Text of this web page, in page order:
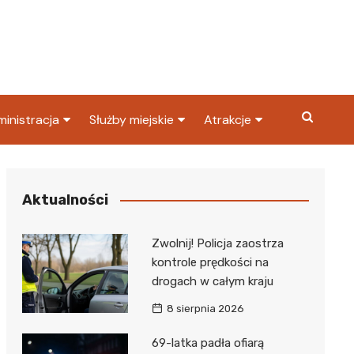
Skarbowy
Służby miejskie
Policja
Atrakcje
Aktualności
Zwolnij! Policja zaostrza
kontrole prędkości na
drogach w całym kraju
8 sierpnia 2026
69-latka padła ofiarą